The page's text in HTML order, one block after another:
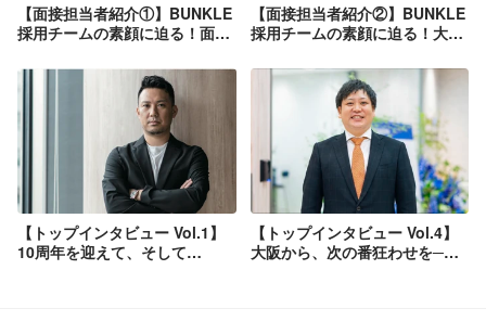
【面接担当者紹介①】BUNKLE
採用チームの素顔に迫る！面接
【面接担当者紹介②】BUNKLE
採用チームの素顔に迫る！大
バーをご紹介
【トップインタビュー Vol.1】
10周年を迎えて、そして
【トップインタビュー Vol.4】
大阪から、次の番狂わせを──